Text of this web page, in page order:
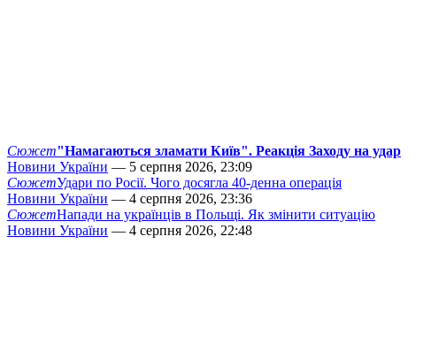
Сюжет"Намагаються зламати Київ". Реакція Заходу на удар
Новини України — 5 серпня 2026, 23:09
СюжетУдари по Росії. Чого досягла 40-денна операція
Новини України — 4 серпня 2026, 23:36
СюжетНапади на українців в Польщі. Як змінити ситуацію
Новини України — 4 серпня 2026, 22:48